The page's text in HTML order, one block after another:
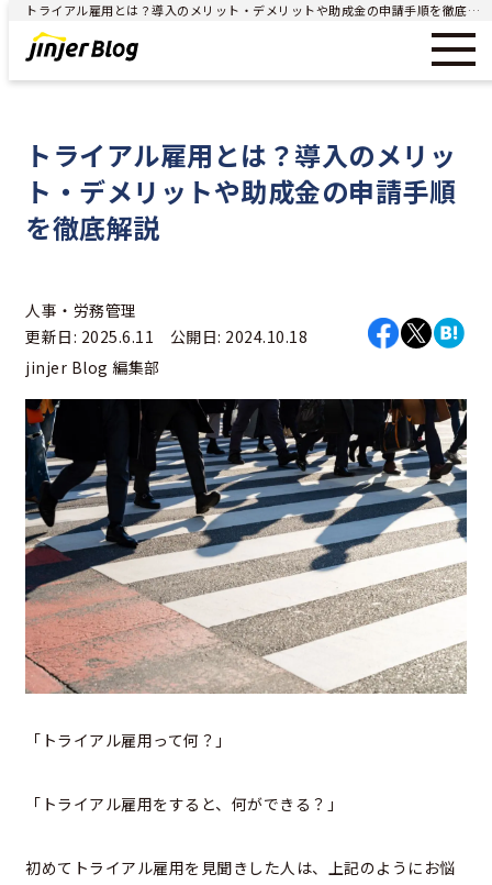
トライアル雇用とは？導入のメリット・デメリットや助成金の申請手順を徹底解説 - ジンジャー（jinjer）｜統合型人事システム
トライアル雇用とは？導入のメリッ
ト・デメリットや助成金の申請手順
を徹底解説
人事・労務管理
更新日: 2025.6.11 公開日: 2024.10.18
jinjer Blog 編集部
「トライアル雇用って何？」
「トライアル雇用をすると、何ができる？」
初めてトライアル雇用を見聞きした人は、上記のようにお悩